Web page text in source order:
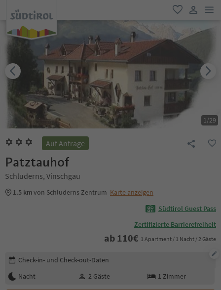
favorit
user link
1/29
Auf Anfrage
Patztauhof
Schluderns, Vinschgau
1.5 kmvon Schluderns Zentrum Karte anzeigen
Südtirol Guest Pass
Zertifizierte Barrierefreiheit
ab 110€ 1 Apartment / 1 Nacht / 2 Gäste
Buchungsdetails bearbeiten
Check-in- und Check-out-Daten
Nacht
2 Gäste 1 Zimmer